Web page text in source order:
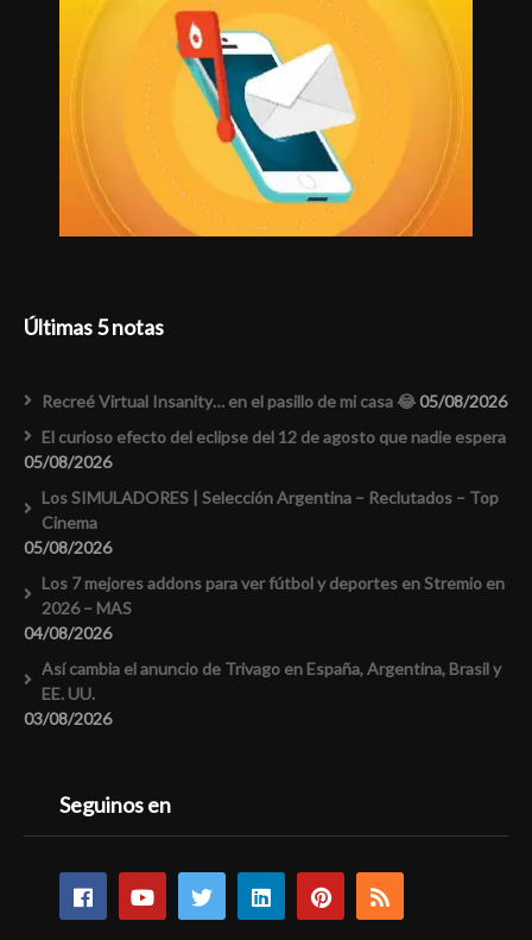
Últimas 5 notas
Recreé Virtual Insanity… en el pasillo de mi casa 😂05/08/2026
El curioso efecto del eclipse del 12 de agosto que nadie espera
05/08/2026
Los SIMULADORES | Selección Argentina – Reclutados – Top
Cinema
05/08/2026
Los 7 mejores addons para ver fútbol y deportes en Stremio en
2026 – MAS
04/08/2026
Así cambia el anuncio de Trivago en España, Argentina, Brasil y
EE. UU.
03/08/2026
Seguinos en